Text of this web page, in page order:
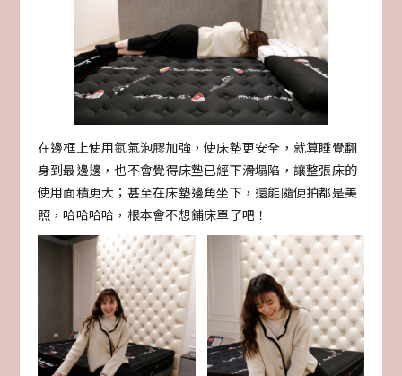
在邊框上使用氮氣泡膠加強，使床墊更安全，就算睡覺翻
身到最邊邊，也不會覺得床墊已經下滑塌陷，讓整張床的
使用面積更大；甚至在床墊邊角坐下，還能隨便拍都是美
照，哈哈哈哈，根本會不想鋪床單了吧！